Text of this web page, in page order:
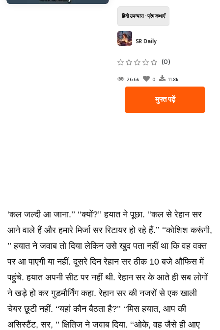
हिंदी उपन्यास - प्रेम कथाएँ
SR Daily
(0)
26.6k 0 11.8k
मुफ्त पढ़ें
‘कल जल्दी आ जाना.’’ ‘‘क्यों?’’ हयात ने पूछा. ‘‘कल से रेहान सर
आने वाले हैं और हमारे मिर्जा सर रिटायर हो रहे हैं.’’ ‘‘कोशिश करूंगी,
’’ हयात ने जवाब तो दिया लेकिन उसे खुद पता नहीं था कि वह वक्त
पर आ पाएगी या नहीं. दूसरे दिन रेहान सर ठीक 10 बजे औफिस में
पहुंचे. हयात अपनी सीट पर नहीं थी. रेहान सर के आते ही सब लोगों
ने खड़े हो कर गुडमौर्निंग कहा. रेहान सर की नजरों से एक खाली
चेयर छूटी नहीं. ‘‘यहां कौन बैठता है?’’ ‘‘मिस हयात, आप की
असिस्टैंट, सर, ’’ क्षितिज ने जवाब दिया. ‘‘ओके, वह जैसे ही आए